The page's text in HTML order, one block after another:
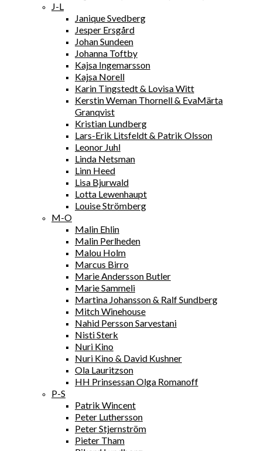
J-L
Janique Svedberg
Jesper Ersgård
Johan Sundeen
Johanna Toftby
Kajsa Ingemarsson
Kajsa Norell
Karin Tingstedt & Lovisa Witt
Kerstin Weman Thornell & EvaMärta
Granqvist
Kristian Lundberg
Lars-Erik Litsfeldt & Patrik Olsson
Leonor Juhl
Linda Netsman
Linn Heed
Lisa Bjurwald
Lotta Lewenhaupt
Louise Strömberg
M-O
Malin Ehlin
Malin Perlheden
Malou Holm
Marcus Birro
Marie Andersson Butler
Marie Sammeli
Martina Johansson & Ralf Sundberg
Mitch Winehouse
Nahid Persson Sarvestani
Nisti Sterk
Nuri Kino
Nuri Kino & David Kushner
Ola Lauritzson
HH Prinsessan Olga Romanoff
P-S
Patrik Wincent
Peter Luthersson
Peter Stjernström
Pieter Tham